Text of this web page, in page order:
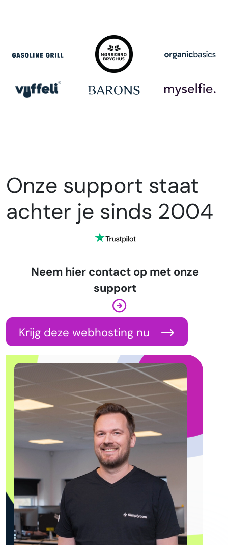
Onze support staat
achter je sinds 2004
Neem hier contact op met onze
support
Krijg deze webhosting nu